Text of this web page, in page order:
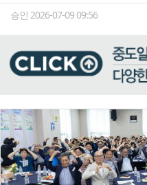
승인 2026-07-09 09:56